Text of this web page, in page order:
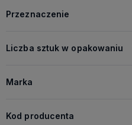
Przeznaczenie
Liczba sztuk w opakowaniu
Marka
Kod producenta